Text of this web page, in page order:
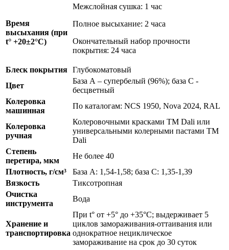
Время
высыхания (при
t° +20±2°C)
Межслойная сушка: 1 час
Полное высыхание: 2 часа
Окончательный набор прочности
покрытия: 24 часа
Блеск покрытия Глубокоматовый
Цвет
База А – супербелый (96%); база С -
бесцветный
Колеровка
машинная
По каталогам: NCS 1950, Nova 2024, RAL
Колеровка
ручная
Колеровочными красками ТМ Dali или
универсальными колерными пастами ТМ
Dali
Степень
перетира, мкм
Не более 40
Плотность, г/см³
База А: 1,54-1,58; база С: 1,35-1,39
Вязкость
Тиксотропная
Очистка
инструмента
Вода
Хранение и
транспортировка
При t° от +5° до +35°С; выдерживает 5
циклов замораживания-оттаивания или
однократное нециклическое
замораживание на срок до 30 суток